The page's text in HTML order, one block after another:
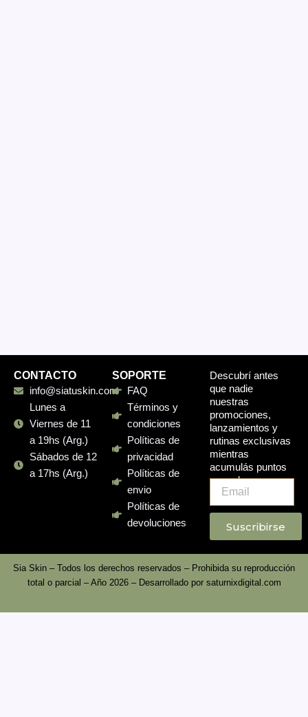
CONTACTO
info@siatuskin.com
Lunes a
Viernes de 11
a 19hs (Arg.)
Sábados de 12
a 17hs (Arg.)
SOPORTE
FAQ
Términos y
condiciones
Políticas de
privacidad
Políticas de
envio
Políticas de
devoluciones
Descubrí antes
que nadie
nuestras
promociones,
lanzamientos y
rutinas exclusivas
mientras
acumulás puntos
en cada compra.
Email
Suscribirse
Sia Skin – Todos los derechos reservados – Prohibida su reproducción
total o parcial – Año 2026 – Desarrollado por saturnixdigital.com